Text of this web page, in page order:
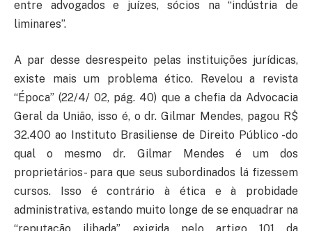
entre advogados e juízes, sócios na “indústria de
liminares”.
A par desse desrespeito pelas instituições jurídicas,
existe mais um problema ético. Revelou a revista
“Época” (22/4/ 02, pág. 40) que a chefia da Advocacia
Geral da União, isso é, o dr. Gilmar Mendes, pagou R$
32.400 ao Instituto Brasiliense de Direito Público -do
qual o mesmo dr. Gilmar Mendes é um dos
proprietários- para que seus subordinados lá fizessem
cursos. Isso é contrário à ética e à probidade
administrativa, estando muito longe de se enquadrar na
“reputação ilibada”, exigida pelo artigo 101 da